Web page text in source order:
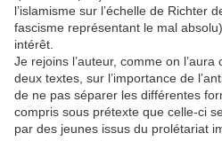
l’islamisme sur l’échelle de Richter
fascisme représentant le mal
intérêt.
Je rejoins l’auteur, comme on
deux textes, sur l’importance de
de ne pas séparer les différentes
compris sous prétexte que celle-ci
par des jeunes issus du prolétariat